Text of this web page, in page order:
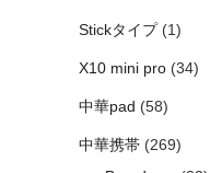
Stickタイプ(1)
X10 mini pro(34)
中華pad (58)
中華携帯(269)